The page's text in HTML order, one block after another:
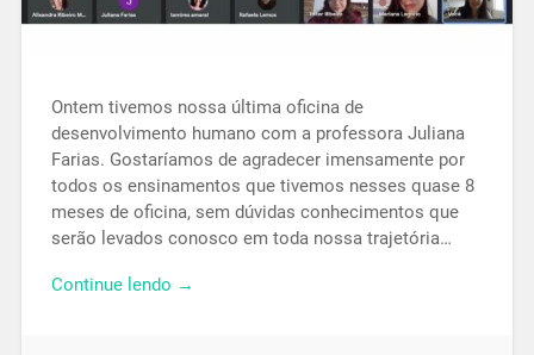
Ontem tivemos nossa última oficina de
desenvolvimento humano com a professora Juliana
Farias. Gostaríamos de agradecer imensamente por
todos os ensinamentos que tivemos nesses quase 8
meses de oficina, sem dúvidas conhecimentos que
serão levados conosco em toda nossa trajetória…
Continue lendo →